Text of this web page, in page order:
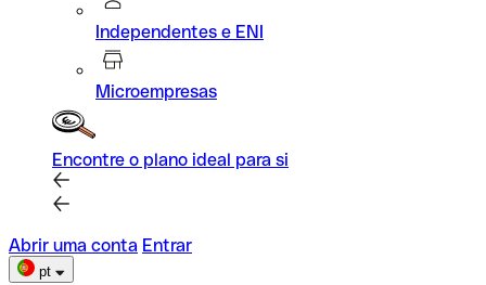
Independentes e ENI
Microempresas
Encontre o plano ideal para si
Abrir uma conta Entrar
pt